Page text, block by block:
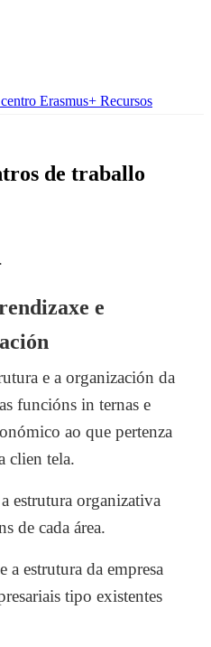
Erasmus+ Recursos
de traballo
e
e a organización da
funcións in ternas e
ao que pertenza
clien tela.
estrutura organizativa
de cada área.
estrutura da empresa
tipo existentes